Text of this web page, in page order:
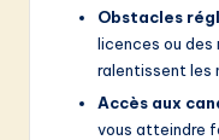
Obstacles
licences ou des
ralentissent les
Accès aux
vous atteindre